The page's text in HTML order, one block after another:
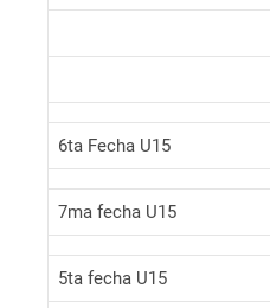
6ta Fecha U15
7ma fecha U15
5ta fecha U15